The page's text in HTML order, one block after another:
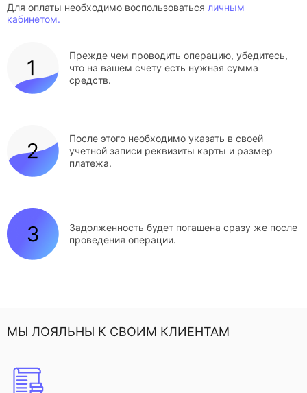
Для оплаты необходимо воспользоваться личным
кабинетом.
Прежде чем проводить операцию, убедитесь,
что на вашем счету есть нужная сумма
средств.
После этого необходимо указать в своей
учетной записи реквизиты карты и размер
платежа.
Задолженность будет погашена сразу же после
проведения операции.
МЫ ЛОЯЛЬНЫ К СВОИМ КЛИЕНТАМ